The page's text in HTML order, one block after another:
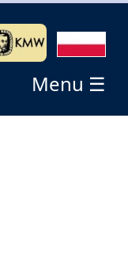
Menu ☰